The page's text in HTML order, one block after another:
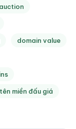
domain value
tên miền đấu giá